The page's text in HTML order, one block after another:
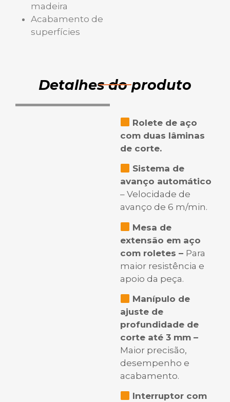
madeira
Acabamento de
superfícies
Detalhes do produto
Rolete de aço
com duas lâminas
de corte.
Sistema de
avanço automático
– Velocidade de
avanço de 6 m/min.
Mesa de
extensão em aço
com roletes – Para
maior resistência e
apoio da peça.
Manípulo de
ajuste de
profundidade de
corte até 3 mm –
Maior precisão,
desempenho e
acabamento.
Interruptor com